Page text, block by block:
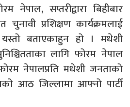
नेपाल, सप्तरीद्वारा बिहीबार
चुनावी प्रशिक्षण कार्यक्रमलाई
बताएकाहुन हो । मधेशी
लागि फोरम नेपाल
नेपालप्रति मधेशी जनताको
आठ जिल्लामा आफ्नो पार्टी